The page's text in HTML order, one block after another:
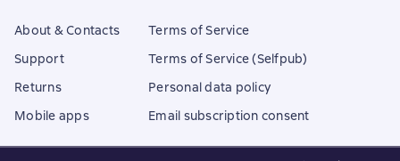
About & Contacts
Support
Returns
Mobile apps
Terms of Service
Terms of Service (Selfpub)
Personal data policy
Email subscription consent